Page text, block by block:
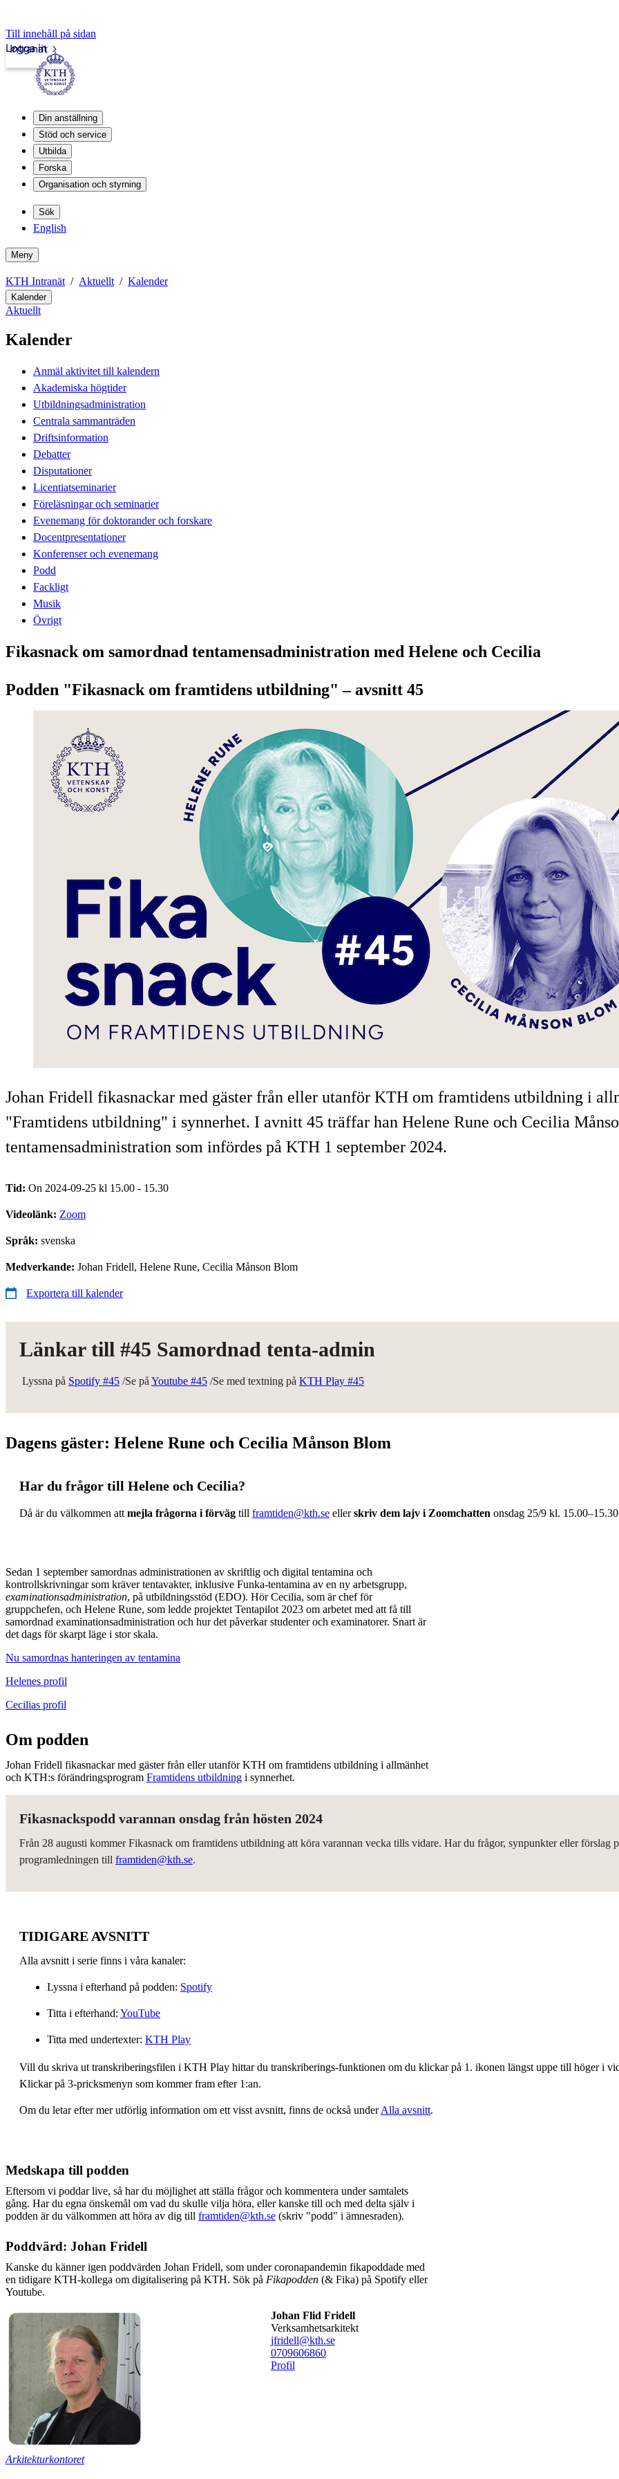
Till innehåll på sidan
Intranät
Logga in
Din anställning
Stöd och service
Utbilda
Forska
Organisation och styrning
Sök
English
Meny
KTH Intranät Aktuellt Kalender
Kalender
Aktuellt
Kalender
Anmäl aktivitet till kalendern
Akademiska högtider
Utbildningsadministration
Centrala sammanträden
Driftsinformation
Debatter
Disputationer
Licentiatseminarier
Föreläsningar och seminarier
Evenemang för doktorander och forskare
Docentpresentationer
Konferenser och evenemang
Podd
Fackligt
Musik
Övrigt
Fikasnack om samordnad tentamensadministration med Helene och Cecilia
Podden "Fikasnack om framtidens utbildning" – avsnitt 45
Johan Fridell fikasnackar med gäster från eller utanför KTH om framtidens utbildning i
"Framtidens utbildning" i synnerhet. I avnitt 45 träffar han Helene Rune och Cecilia
tentamensadministration som infördes på KTH 1 september 2024.
Tid: On 2024-09-25 kl 15.00 - 15.30
Videolänk: Zoom
Språk: svenska
Medverkande: Johan Fridell, Helene Rune, Cecilia Månson Blom
Exportera till kalender
Länkar till #45 Samordnad tenta-admin
Lyssna på Spotify #45 /Se på Youtube #45 /Se med textning på KTH Play #45
Dagens gäster: Helene Rune och Cecilia Månson Blom
Har du frågor till Helene och Cecilia?
Då är du välkommen att mejla frågorna i förväg till framtiden@kth.se ellerskriv dem lajv i Zoomchatten onsdag 25/9 kl.
Sedan 1 september samordnas administrationen av skriftlig och digital tentamina och
kontrollskrivningar som kräver tentavakter, inklusive Funka-tentamina av en ny arbetsgrupp,
examinationsadministration, på utbildningsstöd (EDO). Hör Cecilia, som är chef för
gruppchefen, och Helene Rune, som ledde projektet Tentapilot 2023 om arbetet med att få till
samordnad examinationsadministration och hur det påverkar studenter och examinatorer. Snart är
det dags för skarpt läge i stor skala.
Nu samordnas hanteringen av tentamina
Helenes profil
Cecilias profil
Om podden
Johan Fridell fikasnackar med gäster från eller utanför KTH om framtidens utbildning i allmänhet
och KTH:s förändringsprogram Framtidens utbildning i synnerhet.
Fikasnackspodd varannan onsdag från hösten 2024
Från 28 augusti kommer Fikasnack om framtidens utbildning att köra varannan vecka tills vidare. Har du frågor, synpunkter eller förslag
programledningen till framtiden@kth.se.
TIDIGARE AVSNITT
Alla avsnitt i serie finns i våra kanaler:
Lyssna i efterhand på podden: Spotify
Titta i efterhand: YouTube
Titta med undertexter: KTH Play
Vill du skriva ut transkriberingsfilen i KTH Play hittar du transkriberings-funktionen om du klickar på 1. ikonen längst uppe till höger i
Klickar på 3-pricksmenyn som kommer fram efter 1:an.
Om du letar efter mer utförlig information om ett visst avsnitt, finns de också underAlla avsnitt.
Medskapa till podden
Eftersom vi poddar live, så har du möjlighet att ställa frågor och kommentera under samtalets
gång. Har du egna önskemål om vad du skulle vilja höra, eller kanske till och med delta själv i
podden är du välkommen att höra av dig till framtiden@kth.se (skriv "podd" i ämnesraden).
Poddvärd: Johan Fridell
Kanske du känner igen poddvärden Johan Fridell, som under coronapandemin fikapoddade med
en tidigare KTH-kollega om digitalisering på KTH. Sök på Fikapodden (& Fika) på Spotify eller
Youtube.
Johan Flid Fridell
verksamhetsarkitekt
jfridell@kth.se
0709606860
Profil
Arkitekturkontoret